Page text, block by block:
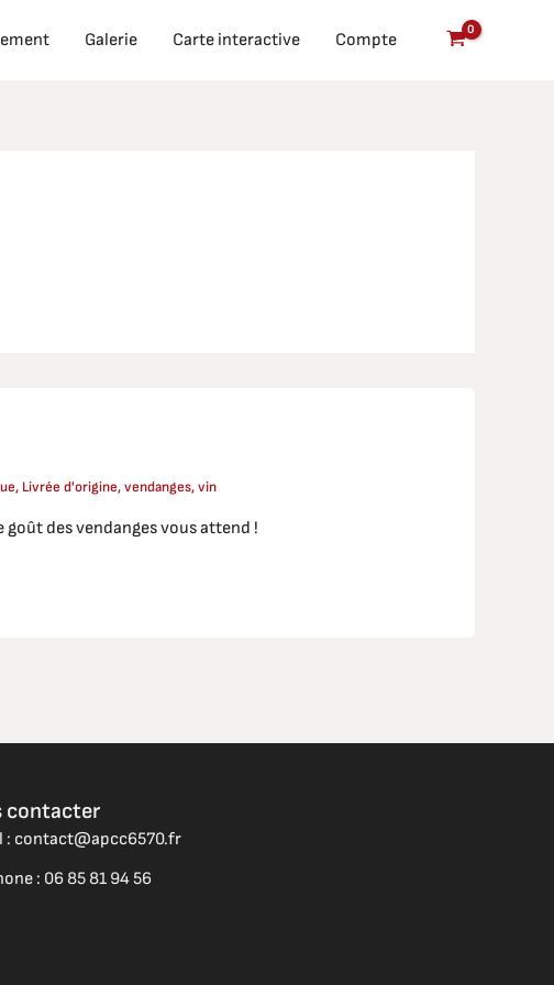
Galerie Carte interactive Compte
, Livrée d'origine,vendanges,vin
goût des vendanges vous attend !
contacter
: contact@apcc6570.fr
: 06 85 81 94 56